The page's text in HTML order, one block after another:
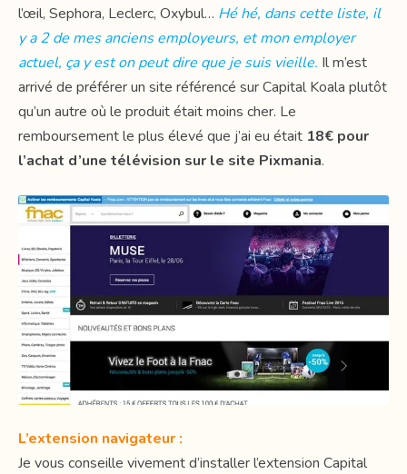
l’œil, Sephora, Leclerc, Oxybul… Hé hé, dans cette liste, il
y a 2 de mes anciens employeurs, et mon employer
actuel, ça y est on peut dire que je suis vieille. Il m’est
arrivé de préférer un site référencé sur Capital Koala plutôt
qu’un autre où le produit était moins cher. Le
remboursement le plus élevé que j’ai eu était 18€ pour
l’achat d’une télévision sur le site Pixmania.
L’extension navigateur :
Je vous conseille vivement d’installer l’extension Capital